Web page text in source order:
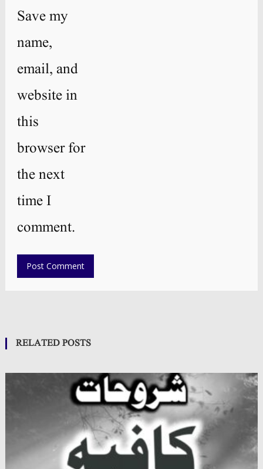
Save my
name,
email, and
website in
this
browser for
the next
time I
comment.
RELATED POSTS